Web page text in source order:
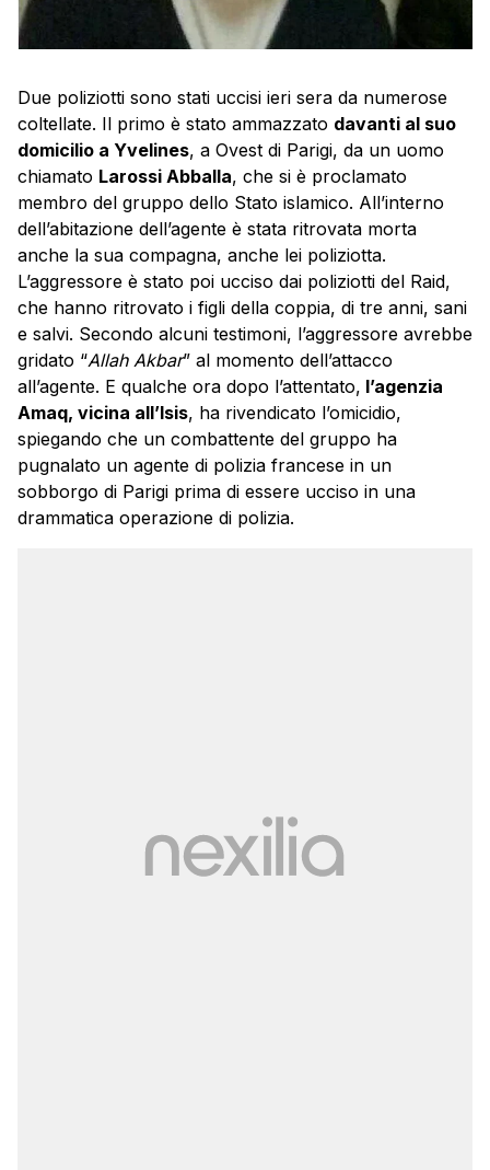
Due poliziotti sono stati uccisi ieri sera da numerose
coltellate. Il primo è stato ammazzato davanti al suo
domicilio a Yvelines, a Ovest di Parigi, da un uomo
chiamato Larossi Abballa, che si è proclamato
membro del gruppo dello Stato islamico. All’interno
dell’abitazione dell’agente è stata ritrovata morta
anche la sua compagna, anche lei poliziotta.
L’aggressore è stato poi ucciso dai poliziotti del Raid,
che hanno ritrovato i figli della coppia, di tre anni, sani
e salvi. Secondo alcuni testimoni, l’aggressore avrebbe
gridato “Allah Akbar” al momento dell’attacco
all’agente. E qualche ora dopo l’attentato, l’agenzia
Amaq, vicina all’Isis, ha rivendicato l’omicidio,
spiegando che un combattente del gruppo ha
pugnalato un agente di polizia francese in un
sobborgo di Parigi prima di essere ucciso in una
drammatica operazione di polizia.